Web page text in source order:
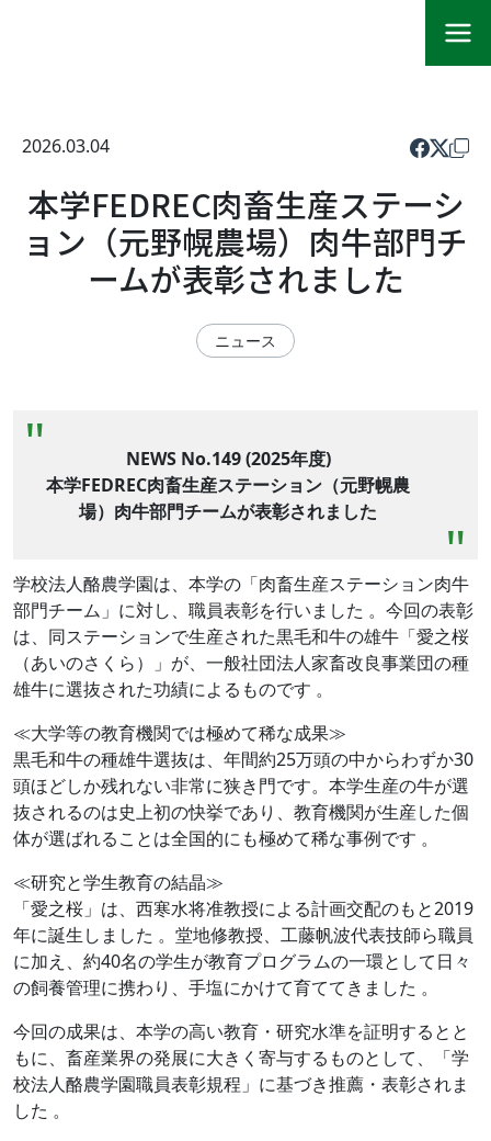
2026.03.04
本学FEDREC肉畜生産ステーシ
ョン（元野幌農場）肉牛部門チ
ームが表彰されました
ニュース
NEWS No.149 (2025年度)
本学FEDREC肉畜生産ステーション（元野幌農
場）肉牛部門チームが表彰されました
学校法人酪農学園は、本学の「肉畜生産ステーション肉牛
部門チーム」に対し、職員表彰を行いました 。今回の表彰
は、同ステーションで生産された黒毛和牛の雄牛「愛之桜
（あいのさくら）」が、一般社団法人家畜改良事業団の種
雄牛に選抜された功績によるものです 。
≪大学等の教育機関では極めて稀な成果≫
黒毛和牛の種雄牛選抜は、年間約25万頭の中からわずか30
頭ほどしか残れない非常に狭き門です。本学生産の牛が選
抜されるのは史上初の快挙であり、教育機関が生産した個
体が選ばれることは全国的にも極めて稀な事例です 。
≪研究と学生教育の結晶≫
「愛之桜」は、西寒水将准教授による計画交配のもと2019
年に誕生しました 。堂地修教授、工藤帆波代表技師ら職員
に加え、約40名の学生が教育プログラムの一環として日々
の飼養管理に携わり、手塩にかけて育ててきました 。
今回の成果は、本学の高い教育・研究水準を証明するとと
もに、畜産業界の発展に大きく寄与するものとして、「学
校法人酪農学園職員表彰規程」に基づき推薦・表彰されま
した 。